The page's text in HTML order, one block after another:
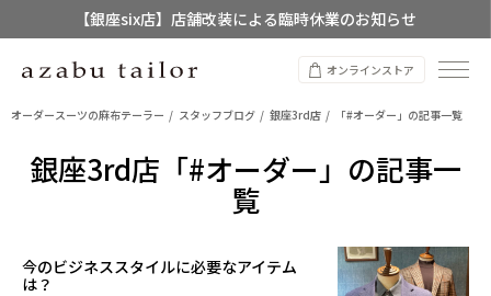
【銀座six店】店舗改装による臨時休業のお知らせ
【店舗限定】レディースオーダースーツ
オンラインストア
オーダースーツの麻布テーラー スタッフブログ 銀座3rd店 「#オーダー」の記事一覧
銀座3rd店「#オーダー」の記事一
覧
今のビジネススタイルに必要なアイテム
は？